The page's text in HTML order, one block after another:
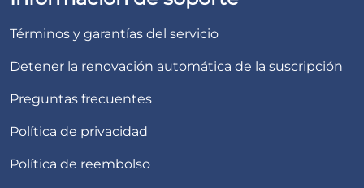
Términos y garantías del servicio
Detener la renovación automática de la suscripción
Preguntas frecuentes
Política de privacidad
Política de reembolso